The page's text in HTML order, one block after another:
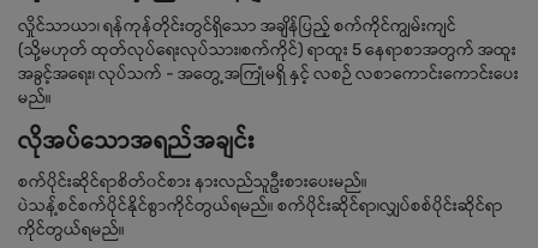
လှိုင်သာယာ၊ ရန်ကုန်တိုင်းတွင်ရှိသော အချိန်ပြည့် စက်ကိုင်ကျွမ်းကျင်
(သို့မဟုတ် ထုတ်လုပ်ရေးလုပ်သား၊စက်ကိုင်) ရာထူး 5 နေရာစာအတွက် အထူး
အခွင့်အရေး၊ လုပ်သက် - အတွေ့အကြုံမရှိ နှင့် လစဉ် လစာကောင်းကောင်းပေး
မည်။
လိုအပ်သောအရည်အချင်း
စက်ပိုင်းဆိုင်ရာစိတ်၀င်စား နားလည်သူဦးစားပေးမည်။
ပဲသန့်စင်စက်ပိုင်နိုင်စွာကိုင်တွယ်ရမည်။ စက်ပိုင်းဆိုင်ရာ၊လျှပ်စစ်ပိုင်းဆိုင်ရာ
ကိုင်တွယ်ရမည်။